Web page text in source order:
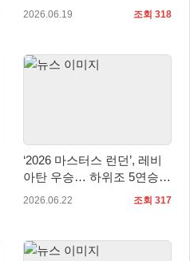
개최!
2026.06.19 조회 318
‘2026 마스터스 런던’, 레비
아탄 우승… 하위조 5연승으
로 정상 등극
2026.06.22 조회 317